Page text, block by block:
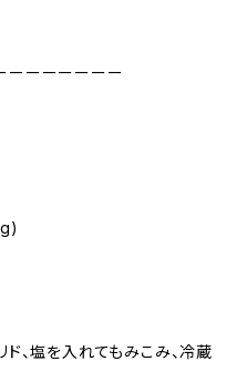
ーーーーーーー
、塩を入れてもみこみ、冷蔵